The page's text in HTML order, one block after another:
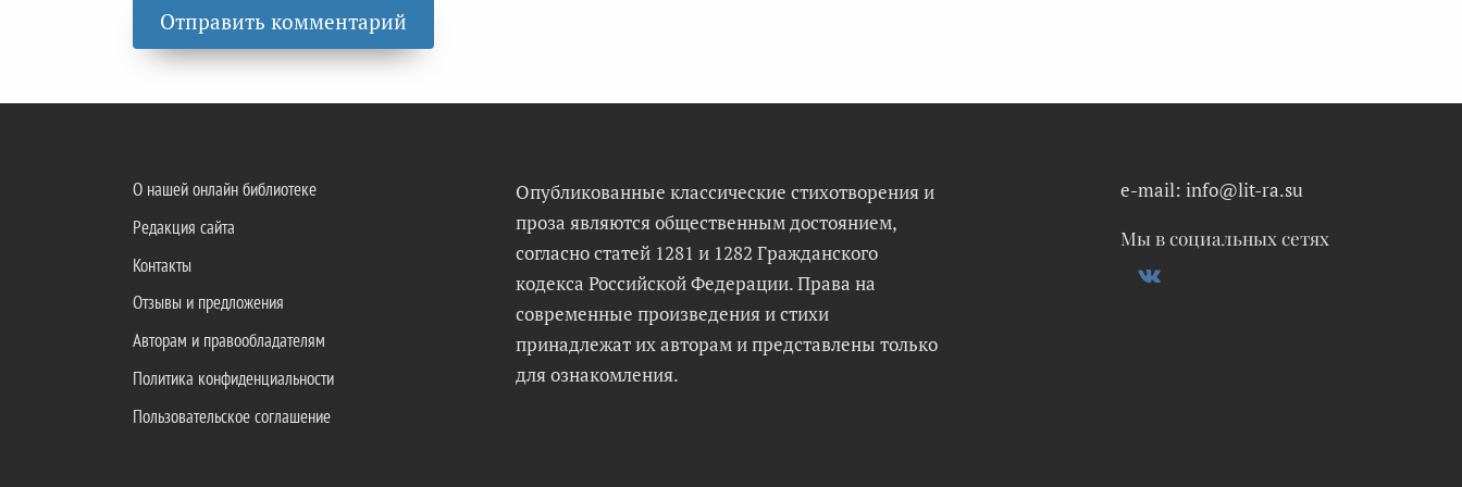
О нашей онлайн библиотеке
Редакция сайта
Контакты
Отзывы и предложения
Авторам и правообладателям
Политика конфиденциальности
Пользовательское соглашение
Опубликованные классические стихотворения и
проза являются общественным достоянием,
согласно статей 1281 и 1282 Гражданского
кодекса Российской Федерации. Права на
современные произведения и стихи
принадлежат их авторам и представлены только
для ознакомления.
e-mail: info@lit-ra.su
Мы в социальных сетях